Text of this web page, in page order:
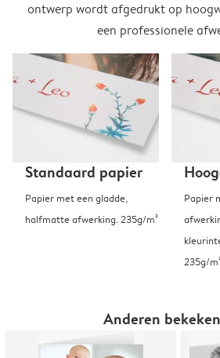
ontwerp wordt afgedrukt op
een professionele
Standaard papier
Papier met een gladde,
halfmatte afwerking. 235g/m²
Papier
235g/
Anderen